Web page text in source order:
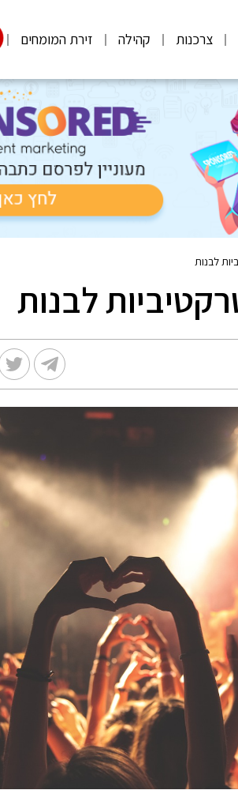
צרכנות קהילה זירת המומחים
לבנות
לבנות